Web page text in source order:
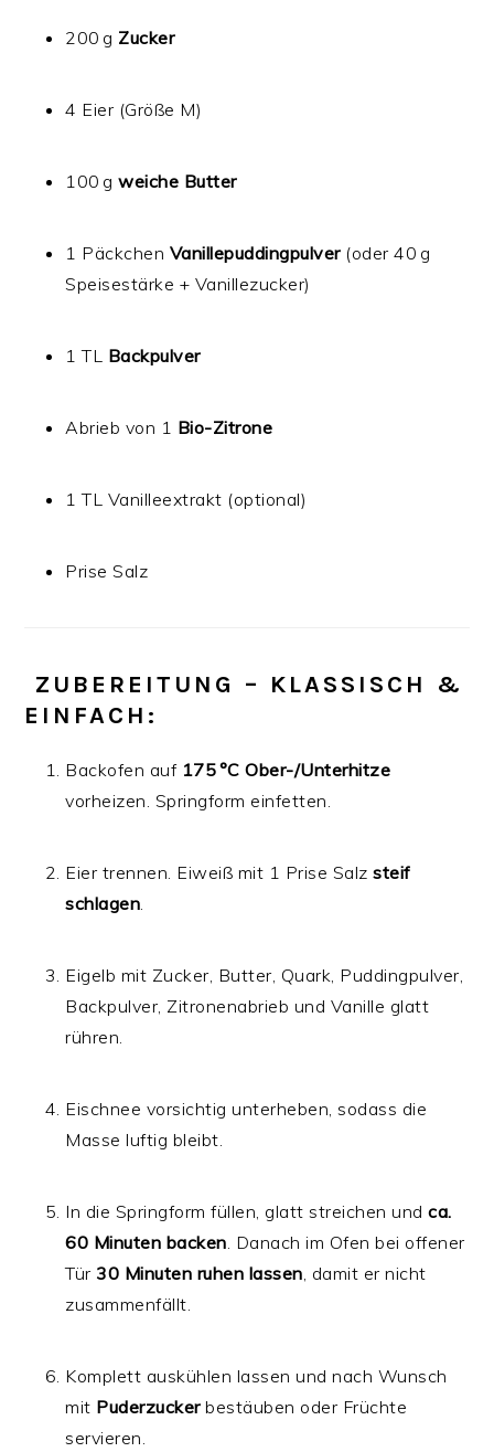
200 g Zucker
4 Eier (Größe M)
100 gweiche Butter
1 Päckchen Vanillepuddingpulver(oder 40 g
Speisestärke + Vanillezucker)
1 TL Backpulver
Abrieb von 1 Bio-Zitrone
1 TL Vanilleextrakt (optional)
Prise Salz
ZUBEREITUNG – KLASSISCH &
EINFACH:
Backofen auf 175 °C Ober-/Unterhitze
vorheizen. Springform einfetten.
Eier trennen. Eiweiß mit 1 Prise Salzsteif
schlagen.
Eigelb mit Zucker, Butter, Quark, Puddingpulver,
Backpulver, Zitronenabrieb und Vanille glatt
rühren.
Eischnee vorsichtig unterheben, sodass die
Masse luftig bleibt.
In die Springform füllen, glatt streichen undca.
60 Minuten backen. Danach im Ofen bei offener
Tür 30 Minuten ruhen lassen, damit er nicht
zusammenfällt.
Komplett auskühlen lassen und nach Wunsch
mit Puderzuckerbestäuben oder Früchte
servieren.